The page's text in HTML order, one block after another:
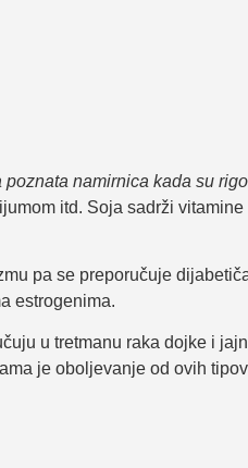
namirnica kada su
itd. Soja sadrži
pa se preporučuje
estrogenima.
u tretmanu raka dojke i
je oboljevanje od ovih